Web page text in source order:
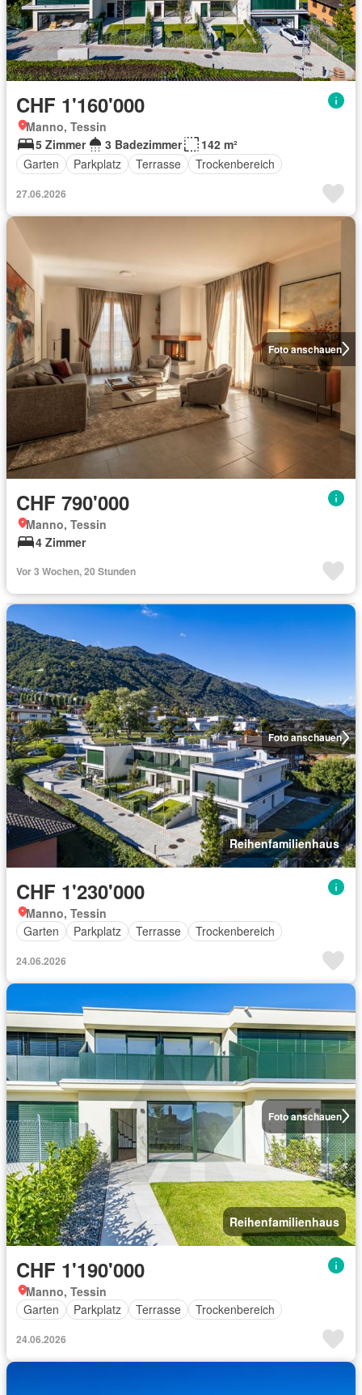
CHF 1'160'000
Manno, Tessin
5 Zimmer
3 Badezimmer
142 m²
Garten
Parkplatz Terrasse Trockenbereich
27.06.2026
Foto anschauen
CHF 790'000
Manno, Tessin
4 Zimmer
Vor 3 Wochen, 20 Stunden
Foto anschauen
Reihenfamilienhaus
CHF 1'230'000
Manno, Tessin
Garten
Parkplatz Terrasse Trockenbereich
24.06.2026
Foto anschauen
Reihenfamilienhaus
CHF 1'190'000
Manno, Tessin
Garten
Parkplatz Terrasse Trockenbereich
24.06.2026